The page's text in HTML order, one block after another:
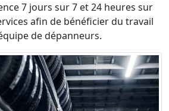
7 jours sur 7 et 24 heures sur
afin de bénéficier du travail
de dépanneurs.